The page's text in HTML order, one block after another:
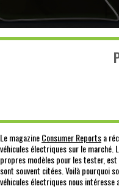
Le magazineConsumer Reportsa
véhicules électriques sur le marché.
propres modèles pour les tester,
sont souvent citées. Voilà pourquoi
véhicules électriques nous intéresse